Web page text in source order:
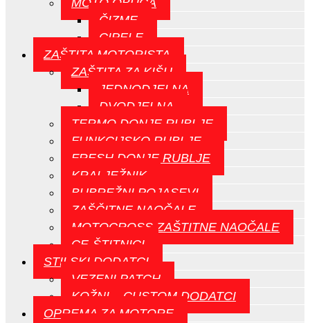
MOTO OBUČA
ČIZME
CIPELE
ZAŠTITA MOTORISTA
ZAŠTITA ZA KIŠU
JEDNODJELNA
DVODJELNA
TERMO DONJE RUBLJE
FUNKCIJSKO RUBLJE
FRESH DONJE RUBLJE
KRALJEŽNIK
BUBREŽNI POJASEVI
ZAŠČITNE NAOČALE
MOTOCROSS ZAŠTITNE NAOČALE
CE-ŠTITNICI
STILSKI DODATCI
VEZENI PATCH
KOŽNI – CUSTOM DODATCI
OPREMA ZA MOTORE